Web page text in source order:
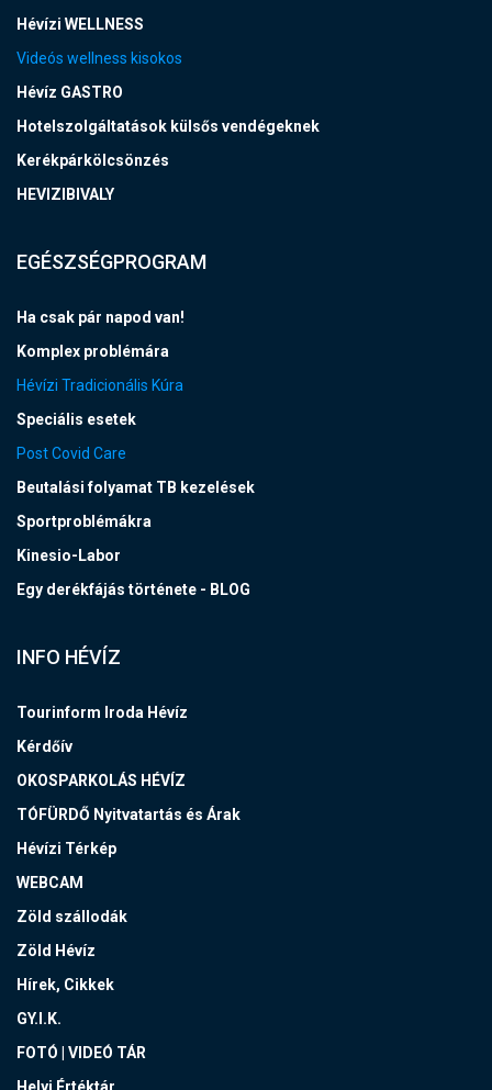
Hévízi WELLNESS
Videós wellness kisokos
Hévíz GASTRO
Hotelszolgáltatások külsős vendégeknek
Kerékpárkölcsönzés
HEVIZIBIVALY
EGÉSZSÉGPROGRAM
Ha csak pár napod van!
Komplex problémára
Hévízi Tradicionális Kúra
Speciális esetek
Post Covid Care
Beutalási folyamat TB kezelések
Sportproblémákra
Kinesio-Labor
Egy derékfájás története - BLOG
INFO HÉVÍZ
Tourinform Iroda Hévíz
Kérdőív
OKOSPARKOLÁS HÉVÍZ
TÓFÜRDŐ Nyitvatartás és Árak
Hévízi Térkép
WEBCAM
Zöld szállodák
Zöld Hévíz
Hírek, Cikkek
GY.I.K.
FOTÓ | VIDEÓ TÁR